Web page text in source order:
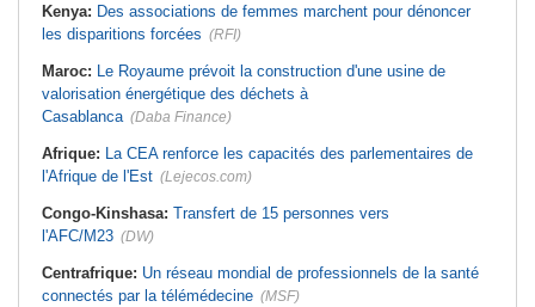
Kenya: Des associations de femmes marchent pour dénoncer
les disparitions forcées (RFI)
Maroc: Le Royaume prévoit la construction d'une usine de
valorisation énergétique des déchets à
Casablanca (Daba Finance)
Afrique: La CEA renforce les capacités des parlementaires de
l'Afrique de l'Est (Lejecos.com)
Congo-Kinshasa: Transfert de 15 personnes vers
l'AFC/M23 (DW)
Centrafrique: Un réseau mondial de professionnels de la santé
connectés par la télémédecine (MSF)